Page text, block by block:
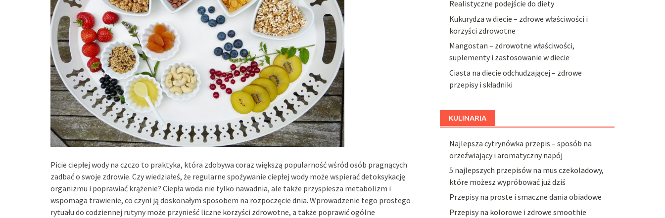
Picie ciepłej wody na czczo to praktyka, która zdobywa coraz większą popularność wśród osób pragnących
zadbać o swoje zdrowie. Czy wiedziałeś, że regularne spożywanie ciepłej wody może wspierać detoksykację
organizmu i poprawiać krążenie? Ciepła woda nie tylko nawadnia, ale także przyspiesza metabolizm i
wspomaga trawienie, co czyni ją doskonałym sposobem na rozpoczęcie dnia. Wprowadzenie tego prostego
rytuału do codziennej rutyny może przynieść liczne korzyści zdrowotne, a także poprawić ogólne
Realistyczne podejście do diety
Kukurydza w diecie – zdrowe właściwości i
korzyści zdrowotne
Mangostan – zdrowotne właściwości,
suplementy i zastosowanie w diecie
Ciasta na diecie odchudzającej – zdrowe
przepisy i składniki
KULINARIA
Najlepsza cytrynówka przepis – sposób na
orzeźwiający i aromatyczny napój
5 najlepszych przepisów na mus czekoladowy,
które możesz wypróbować już dziś
Przepisy na proste i smaczne dania obiadowe
Przepisy na kolorowe i zdrowe smoothie